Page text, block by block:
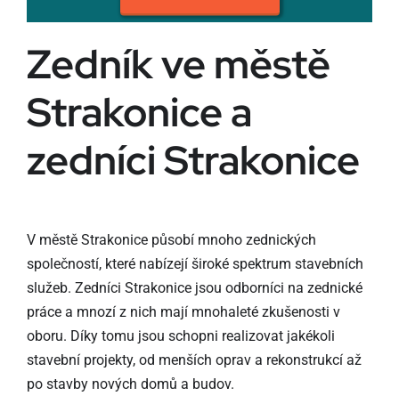
Zedník ve městě
Strakonice a
zedníci Strakonice
V městě Strakonice působí mnoho zednických
společností, které nabízejí široké spektrum stavebních
služeb. Zedníci Strakonice jsou odborníci na zednické
práce a mnozí z nich mají mnohaleté zkušenosti v
oboru. Díky tomu jsou schopni realizovat jakékoli
stavební projekty, od menších oprav a rekonstrukcí až
po stavby nových domů a budov.